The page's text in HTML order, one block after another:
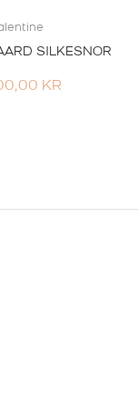
SILKESNOR
KR